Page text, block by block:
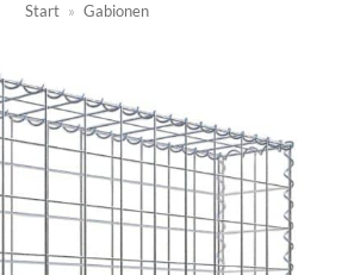
Start » Gabionen